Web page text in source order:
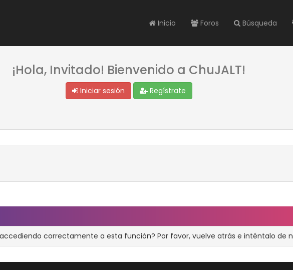
Inicio Foros Búsqueda
¡Hola, Invitado! Bienvenido a ChuJALT!
Iniciar sesión Regístrate
correctamente a esta función? Por favor, vuelve atrás e inténtalo de